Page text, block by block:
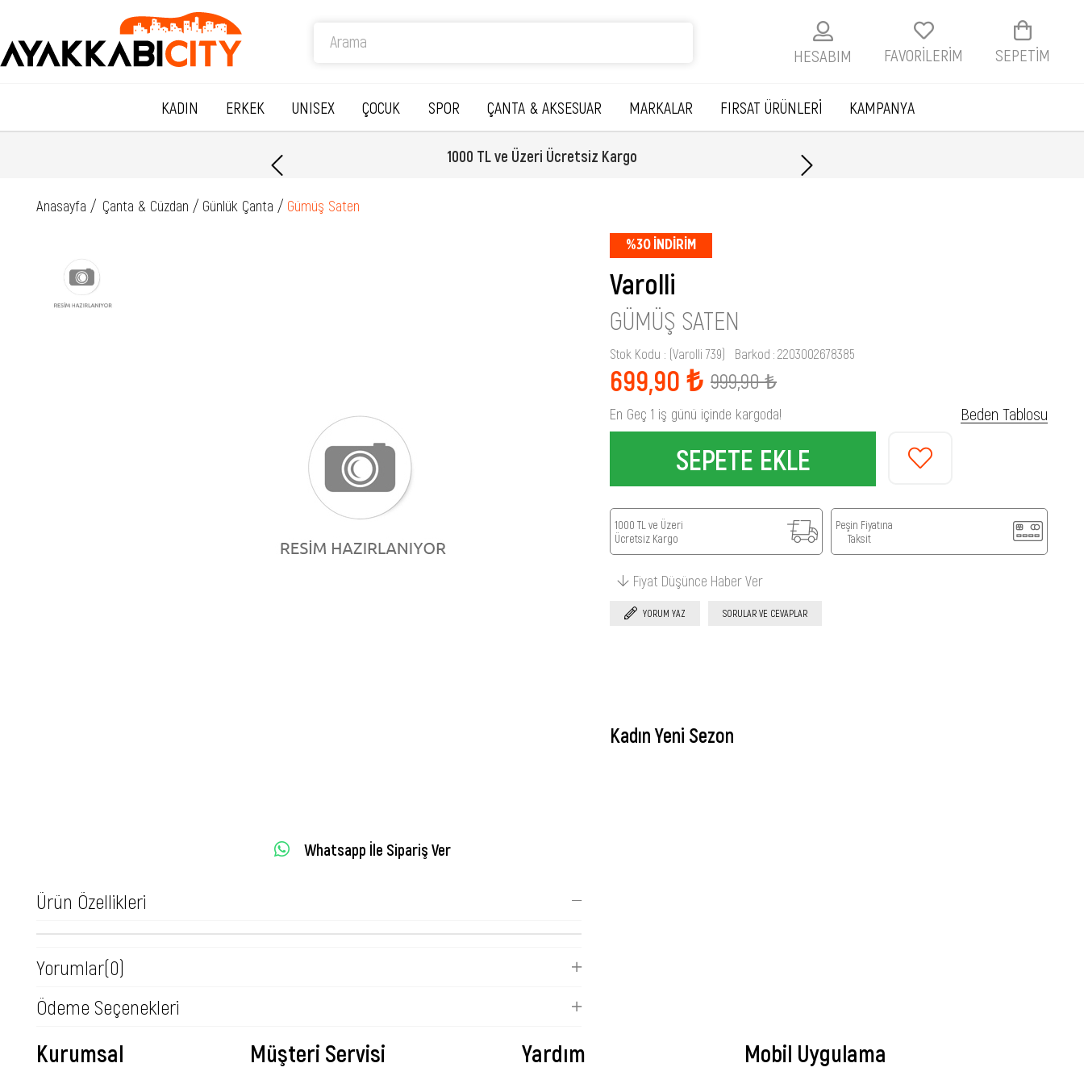
SEPETIM
FAVORİLERİM
HESABIM
KADIN ERKEK UNISEX ÇOCUK SPOR ÇANTA & AKSESUAR MARKALAR FIRSAT ÜRÜNLERİ KAMPANYA
1000 TL ve Üzeri Ücretsiz Kargo
Anasayfa Çanta & Cüzdan Günlük Çanta Gümüş Saten
Whatsapp İle Sipariş Ver
Ürün Özellikleri
Yorumlar(0)
Ödeme Seçenekleri
%30 İNDIRIM
Varolli
GÜMÜŞ SATEN
Stok Kodu (Varolli 739) Barkod : 2203002678385
999,90 ₺
699,90 ₺
Beden Tablosu
En Geç 1 iş günü içinde kargoda!
1000 TL ve Üzeri
Ücretsiz Kargo
Peşin Fiyatına
Taksit
Fiyat Düşünce Haber Ver
YORUM YAZ SORULAR VE CEVAPLAR
Kadın Yeni Sezon
Kurumsal Müşteri Servisi Yardım Mobil Uygulama